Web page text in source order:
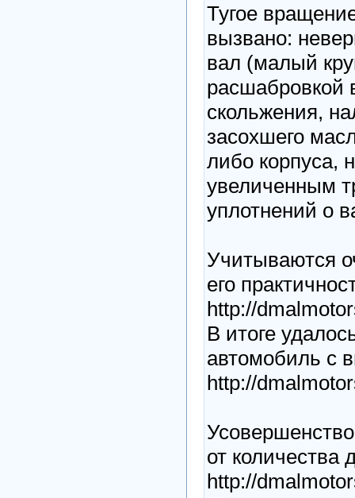
Тугое
вызвано:
вал (малый
расшабровкой
скольжения,
засохшего
либо корпуса,
увеличенным
уплотнений о
Учитываются
его
http://
В итоге
автомобиль с
http://
от количества
http://